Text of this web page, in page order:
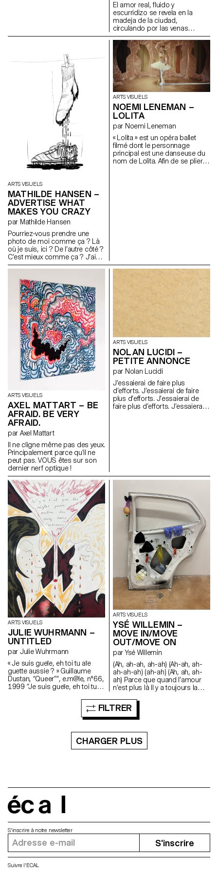
donc pas terminées et ne le
temporaire. Je n’ai pas de
technique particulière, je peins
avec ce que je trouve. Mes
quatre planches ont été
récupérées dans une benne à
ordure et la majorité du matériel
que j’utilise était destiné à être
jeté. Pour mon installation, mes
peintures sont accrochées au
mur, ne révélant que quatre des
El amor real, fluido y
escurridizo se revela en la
madeja de la ciudad,
circulando por las venas
invisibles de los seres.
Installation, panneaux
alvéolaires en polycarbonate,
peinture acrylique.
ARTS VISUELS
MATHILDE HANSEN –
ADVERTISE WHAT
MAKES YOU CRAZY
par Mathilde Hansen
Pourriez-vous prendre une
photo de moi comme ça ? Là
où je suis, ici ? De l’autre côté ?
C’est mieux comme ça ? J’ai
l’air cool ? Plus sérieuse ou
ok Génial.
ARTS VISUELS
NOEMI LENEMAN –
LOLITA
par Noemi Leneman
« Lolita » est un opéra ballet
filmé dont le personnage
principal est une danseuse du
nom de Lolita. Afin de se plier
pointes. Autour de ce projet,
toute une équipe de jeunes
filles artistes de mon entourage
s’est formée, collaborant
durant plusieurs mois,
essayant de tendre au mieux à
un female gaze.
Chorégraphes : Philomène
Jander et Eva Galmel
Scénographie : Salomé Engel
Costumes : Adèle Berson et
Roxane Sauvage.
ARTS VISUELS
AXEL MATTART – BE
AFRAID. BE VERY
AFRAID.
par Axel Mattart
Il ne cligne même pas des yeux.
Principalement parce qu’il ne
peut pas. VOUS êtes sur son
dernier nerf optique !
ARTS VISUELS
NOLAN LUCIDI –
PETITE ANNONCE
par Nolan Lucidi
J’essaierai de faire plus
d’efforts. J’essaierai de faire
plus d’efforts. J’essaierai de
faire plus d’efforts. J’essaierai
plus d’efforts. J’essaierai de
de faire plus d’efforts.
J’essaierai de faire plus
d’efforts. J’essaierai de faire
plus d’efforts. J’essaierai de
faire plus d’efforts.
ARTS VISUELS
JULIE WUHRMANN –
UNTITLED
par Julie Wuhrmann
« Je suis gueïe, eh toi tu aïe
guette aussie ? » Guillaume
Dustan, “Queer”“, e.m@le, n°66,
1999 “Je suis gueïe, eh toi tu
Dustan, “Queer”, e.m@le, n°66,
ARTS VISUELS
YSÉ WILLEMIN –
MOVE IN/MOVE
OUT/MOVE ON
par Ysé Willemin
(Ah, ah-ah, ah-ah) (Ah-ah, ah-
ah-ah-ah) (ah-ah) (Ah, ah, ah-
ah) Parce que quand l’amour
n’est plus là Il y a toujours la
plus là Il y a toujours la force Et
quand la force disparaît Il y a
toujours maman, hi maman
pas le choix, je ne sais pas ce
qu’il faut faire Alors tiens-moi,
maman, dans tes longs bras
Tes bras pétrochimiques, tes
FILTRER
CHARGER PLUS
S'inscrire à notre newsletter
S'inscrire
Suivre l'ECAL